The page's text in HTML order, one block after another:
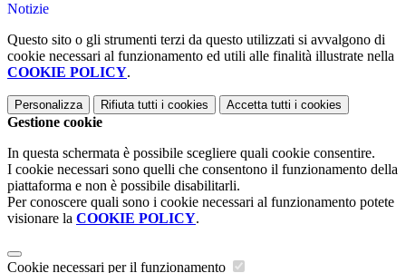
Notizie
Questo sito o gli strumenti terzi da questo utilizzati si avvalgono di
cookie necessari al funzionamento ed utili alle finalità illustrate nella
COOKIE POLICY.
Personalizza Rifiuta tutti i cookies Accetta tutti i cookies
Gestione cookie
In questa schermata è possibile scegliere quali cookie consentire.
I cookie necessari sono quelli che consentono il funzionamento della
piattaforma e non è possibile disabilitarli.
Per conoscere quali sono i cookie necessari al funzionamento potete
visionare la COOKIE POLICY.
Cookie necessari per il funzionamento